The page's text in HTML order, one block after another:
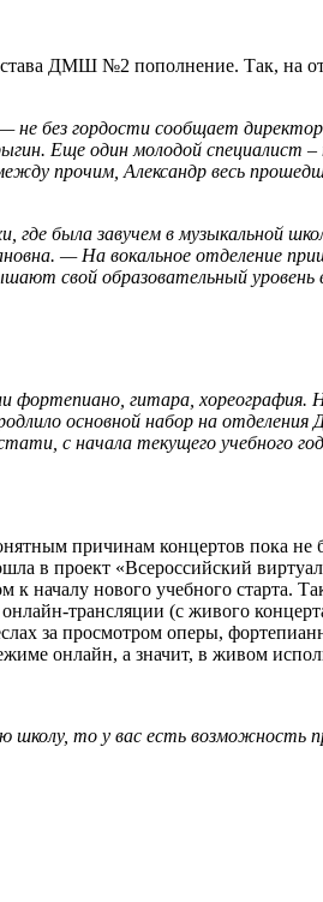
ДМШ №2 пополнение. Так, на
без гордости сообщает
Еще один молодой специалист –
прочим, Александр весь
где была завучем в музыкальной
— На вокальное отделение
свой образовательный уровень
гитара, хореография.
основной набор на
с начала текущего
причинам концертов пока не
в проект «Всероссийский
началу нового учебного старта.
трансляции (с живого
за просмотром оперы,
онлайн, а значит, в живом
школу, то у вас есть возможность